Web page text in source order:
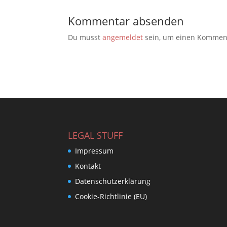
Kommentar absenden
Du musstangemeldet sein, um einen
LEGAL STUFF
Impressum
Kontakt
Datenschutzerklärung
Cookie-Richtlinie (EU)